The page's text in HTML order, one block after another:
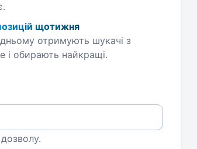
щотижня
отримують шукачі з
і обирають найкращі.